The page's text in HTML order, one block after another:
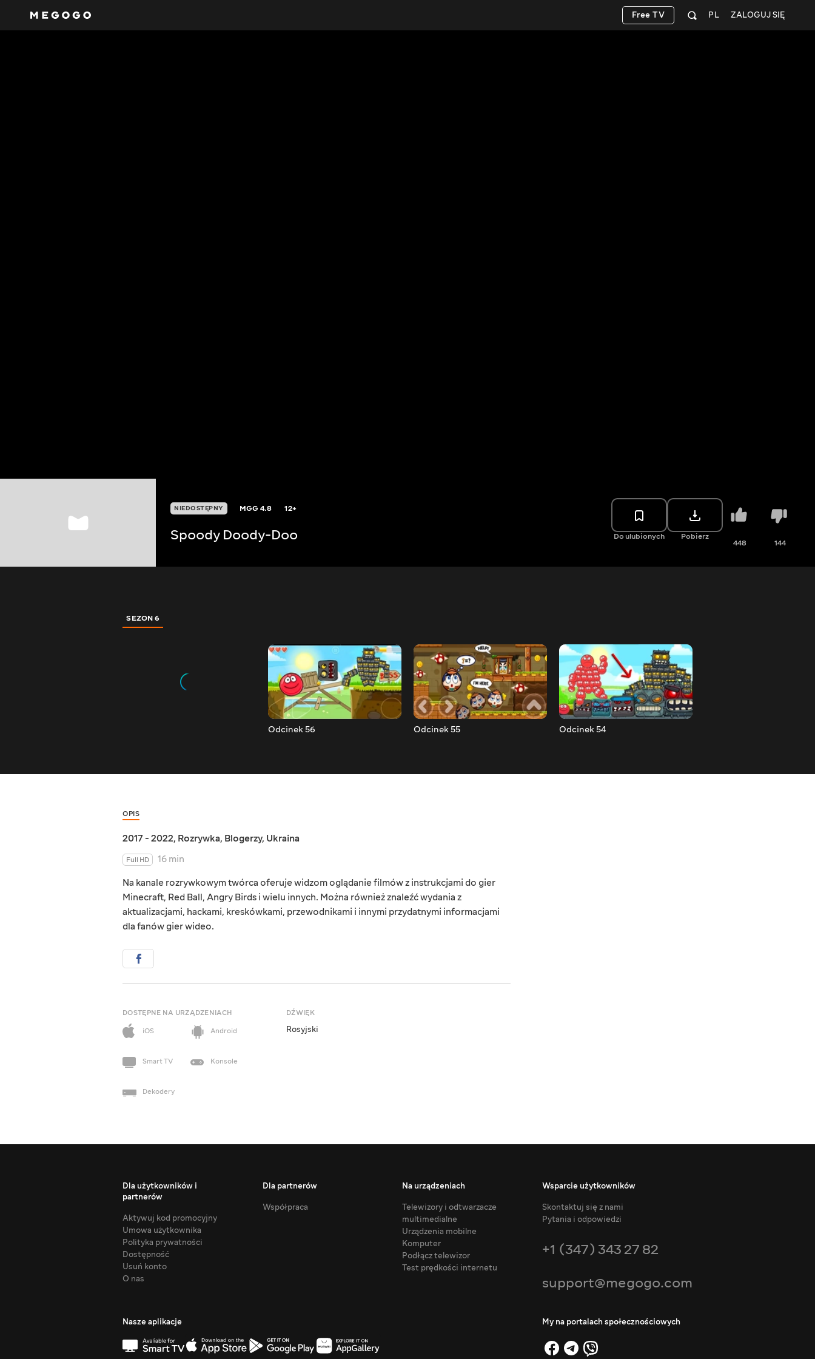
ZALOGUJ SIĘ
PL
Free TV
NIEDOSTĘPNY MGG4.8 12+
Spoody Doody-Doo Do ulubionych Pobierz
448 144
SEZON 6
Odcinek 56 Odcinek 55 Odcinek 54
OPIS
2017 - 2022, Rozrywka, Blogerzy, Ukraina
Full HD
16 min
Na kanale rozrywkowym twórca oferuje widzom oglądanie filmów z instrukcjami do gier
Minecraft, Red Ball, Angry Birds i wielu innych. Można również znaleźć wydania z
aktualizacjami, hackami, kreskówkami, przewodnikami i innymi przydatnymi informacjami
dla fanów gier wideo.
DOSTĘPNE NA URZĄDZENIACH
iOS
Android
Smart TV Konsole
Dekodery
DŹWIĘK
Rosyjski
Dla użytkowników i
partnerów
Aktywuj kod promocyjny
Umowa użytkownika
Polityka prywatności
Dostępność
Usuń konto
O nas
Dla partnerów
Współpraca
Na urządzeniach
Telewizory i odtwarzacze
multimedialne
Urządzenia mobilne
Komputer
Podłącz telewizor
Test prędkości internetu
Wsparcie użytkowników
Skontaktuj się z nami
Pytania i odpowiedzi
+1 (347) 343 27 82
support@megogo.com
Nasze aplikacje My na portalach społecznościowych